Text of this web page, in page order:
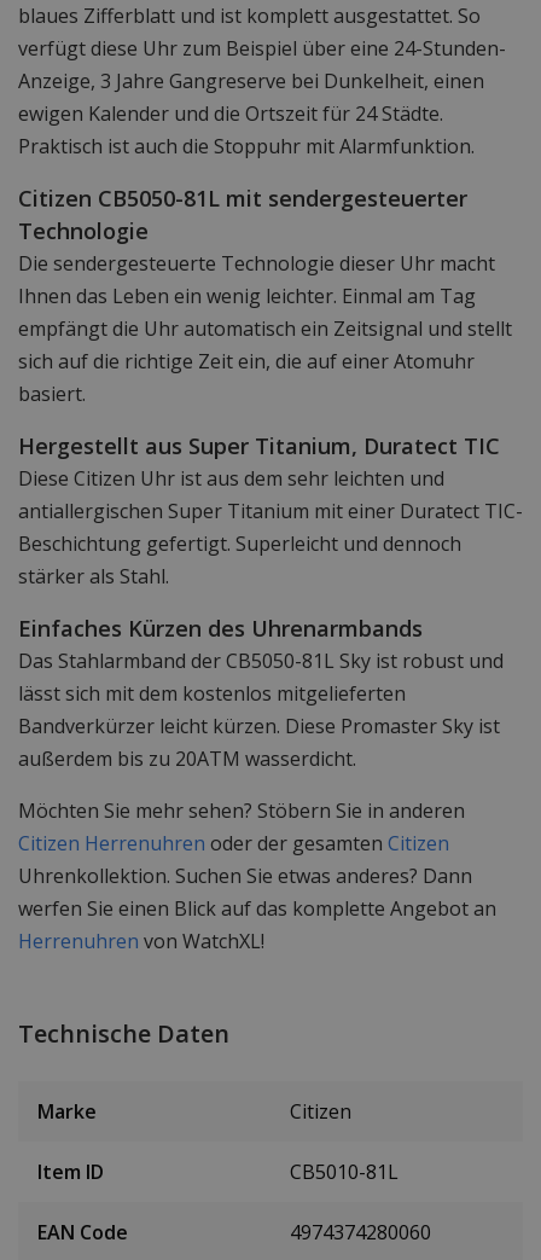
blaues Zifferblatt und ist komplett ausgestattet. So
verfügt diese Uhr zum Beispiel über eine 24-Stunden-
Anzeige, 3 Jahre Gangreserve bei Dunkelheit, einen
ewigen Kalender und die Ortszeit für 24 Städte.
Praktisch ist auch die Stoppuhr mit Alarmfunktion.
Citizen CB5050-81L mit sendergesteuerter
Technologie
Die sendergesteuerte Technologie dieser Uhr macht
Ihnen das Leben ein wenig leichter. Einmal am Tag
empfängt die Uhr automatisch ein Zeitsignal und stellt
sich auf die richtige Zeit ein, die auf einer Atomuhr
basiert.
Hergestellt aus Super Titanium, Duratect TIC
Diese Citizen Uhr ist aus dem sehr leichten und
antiallergischen Super Titanium mit einer Duratect TIC-
Beschichtung gefertigt. Superleicht und dennoch
stärker als Stahl.
Einfaches Kürzen des Uhrenarmbands
Das Stahlarmband der CB5050-81L Sky ist robust und
lässt sich mit dem kostenlos mitgelieferten
Bandverkürzer leicht kürzen. Diese Promaster Sky ist
außerdem bis zu 20ATM wasserdicht.
Möchten Sie mehr sehen? Stöbern Sie in anderen
Citizen Herrenuhren oder der gesamten Citizen
Uhrenkollektion. Suchen Sie etwas anderes? Dann
werfen Sie einen Blick auf das komplette Angebot an
Herrenuhren von WatchXL!
Technische Daten
Marke Citizen
Item ID CB5010-81L
EAN Code 4974374280060